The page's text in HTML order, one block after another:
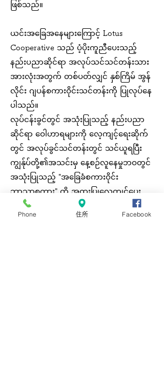
ဖြစ်သည်။
ယင်းအခြေအနေများကြောင့် Lotus
Cooperative သည် ပံ့ပိုးကူညီပေးသည့်
နည်းပညာဆိုင်ရာ အလုပ်သင်သင်တန်းသား
အားလုံးအတွက် တစ်ပတ်လျှင် နှစ်ကြိမ် အွန်
လိုင်း ဂျပန်စကားဝိုင်းသင်တန်းကို ပြုလုပ်နေ
ပါသည်။
လုပ်ငန်းခွင်တွင် အသုံးပြုသည့် နည်းပညာ
ဆိုင်ရာ ဝေါဟာရများကို လေ့ကျင့်ရေးဆိုက်
တွင် အလုပ်ခွင်သင်တန်းတွင် သင်ယူရပြီး
ကျွန်ုပ်တို့၏အသင်းမှ နေ့စဉ်လူနေမှုဘဝတွင်
အသုံးပြုသည့် "အခြေခံစကားဝိုင်း
ဘာသာစကား" ကို အထူးပြုလေ့ကျင့်ပေး
ပါသည်။ သင်တန်းများကို အလုပ်ချိန်အတွင်း
အခမဲ့ကျင်းပပေးသောကြောင့် သင်တန်းသား
Phone 住所 Facebook